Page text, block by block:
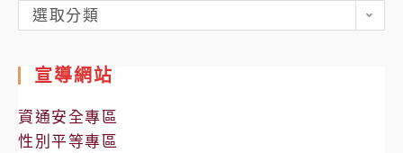
各
處
公
告
選取分類
宣導網站
資通安全專區
性別平等專區